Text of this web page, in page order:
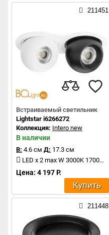
211451
Встраиваемый светильник
Lightstar i6266272
Коллекция: Intero new
В наличии
В: 4.6 см Д: 17.3 см
LED x 2 max W 3000K 1700Lm
Цена: 4 197 Р.
Купить
211448